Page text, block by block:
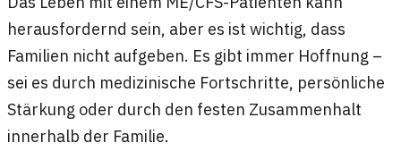
herausfordernd sein, aber es ist wichtig, dass
Familien nicht aufgeben. Es gibt immer Hoffnung –
sei es durch medizinische Fortschritte, persönliche
Stärkung oder durch den festen Zusammenhalt
innerhalb der Familie.